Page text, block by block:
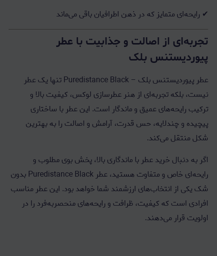
✔ رایحه‌ای متمایز که در ذهن اطرافیان باقی می‌ماند
تجربه‌ای از اصالت و جذابیت با عطر
پیوردیستنس بلک
عطر پیوردیستنس بلک – Puredistance Black تنها یک عطر
نیست، بلکه تجربه‌ای از هنر عطرسازی لوکس، کیفیت بالا و
ترکیب رایحه‌های عمیق و ماندگار است. این عطر با ساختاری
پیچیده و چندلایه، حس قدرت، آرامش و اصالت را به بهترین
شکل منتقل می‌کند.
اگر به دنبال خرید عطر با ماندگاری بالا، پخش بوی مطلوب و
رایحه‌ای خاص و متفاوت هستید، عطر Puredistance Black بدون
شک یکی از انتخاب‌های ارزشمند شما خواهد بود. این عطر مناسب
افرادی است که کیفیت، ظرافت و رایحه‌های منحصربه‌فرد را در
اولویت قرار می‌دهند.